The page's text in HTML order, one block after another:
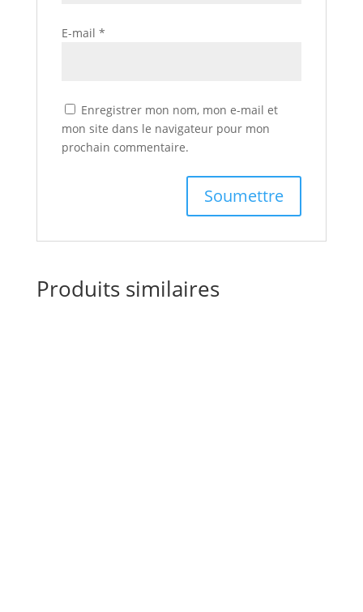
E-mail *
Enregistrer mon nom, mon e-mail et
mon site dans le navigateur pour mon
prochain commentaire.
Produits similaires